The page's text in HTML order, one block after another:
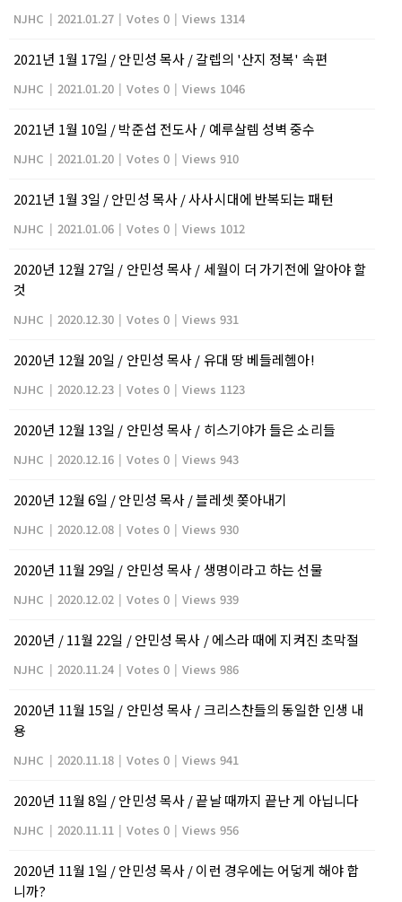
NJHC | 2021.01.27 | Votes 0 | Views 1314
2021년 1월 17일 / 안민성 목사 / 갈렙의 '산지 정복' 속편
NJHC | 2021.01.20 | Votes 0 | Views 1046
2021년 1월 10일 / 박준섭 전도사 / 예루살렘 성벽 중수
NJHC | 2021.01.20 | Votes 0 | Views 910
2021년 1월 3일 / 안민성 목사 / 사사시대에 반복되는 패턴
NJHC | 2021.01.06 | Votes 0 | Views 1012
2020년 12월 27일 / 안민성 목사 / 세월이 더 가기전에 알아야 할
것
NJHC | 2020.12.30 | Votes 0 | Views 931
2020년 12월 20일 / 안민성 목사 / 유대 땅 베들레헴아!
NJHC | 2020.12.23 | Votes 0 | Views 1123
2020년 12월 13일 / 안민성 목사 / 히스기야가 들은 소리들
NJHC | 2020.12.16 | Votes 0 | Views 943
2020년 12월 6일 / 안민성 목사 / 블레셋 쫒아내기
NJHC | 2020.12.08 | Votes 0 | Views 930
2020년 11월 29일 / 안민성 목사 / 생명이라고 하는 선물
NJHC | 2020.12.02 | Votes 0 | Views 939
2020년 / 11월 22일 / 안민성 목사 / 에스라 때에 지켜진 초막절
NJHC | 2020.11.24 | Votes 0 | Views 986
2020년 11월 15일 / 안민성 목사 / 크리스찬들의 동일한 인생 내
용
NJHC | 2020.11.18 | Votes 0 | Views 941
2020년 11월 8일 / 안민성 목사 / 끝날 때까지 끝난 게 아닙니다
NJHC | 2020.11.11 | Votes 0 | Views 956
2020년 11월 1일 / 안민성 목사 / 이런 경우에는 어덯게 해야 합
니까?